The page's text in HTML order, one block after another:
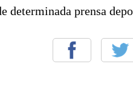
determinada prensa